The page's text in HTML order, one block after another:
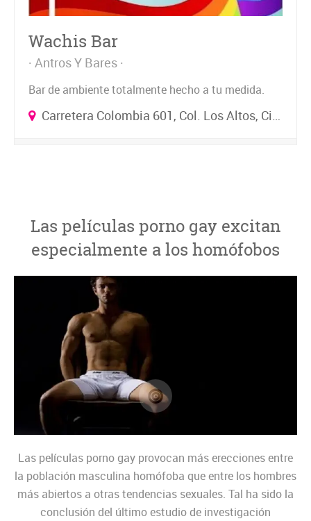
Wachis Bar
Antros Y Bares
Bar de ambiente totalmente hecho a tu medida.
Carretera Colombia 601, Col. Los Altos, Ciudad General Escobedo Nuevo León, México.
Las películas porno gay excitan
especialmente a los homófobos
Las películas porno gay provocan más erecciones entre
la población masculina homófoba que entre los hombres
más abiertos a otras tendencias sexuales. Tal ha sido la
conclusión del último estudio de investigación